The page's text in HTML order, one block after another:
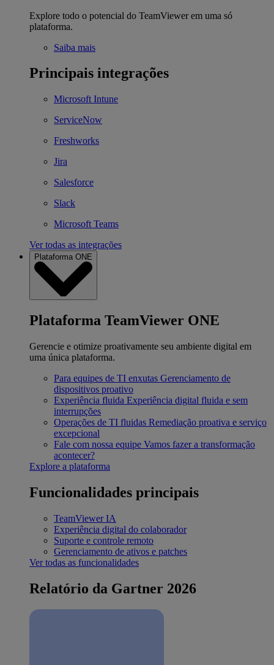
Explore todo o potencial do TeamViewer em uma só
plataforma.
Saiba mais
Principais integrações
Microsoft Intune
ServiceNow
Freshworks
Jira
Salesforce
Slack
Microsoft Teams
Ver todas as integrações
Plataforma ONE
Plataforma TeamViewer ONE
Gerencie e otimize proativamente seu ambiente digital em
uma única plataforma.
Para equipes de TI enxutas Gerenciamento de
dispositivos proativo
Experiência fluida Experiência digital fluida e sem
interrupções
Operações de TI fluidas Remediação proativa e serviço
excepcional
Fale com nossa equipe Vamos fazer a transformação
acontecer?
Explore a plataforma
Funcionalidades principais
TeamViewer IA
Experiência digital do colaborador
Suporte e controle remoto
Gerenciamento de ativos e patches
Ver todas as funcionalidades
Relatório da Gartner 2026